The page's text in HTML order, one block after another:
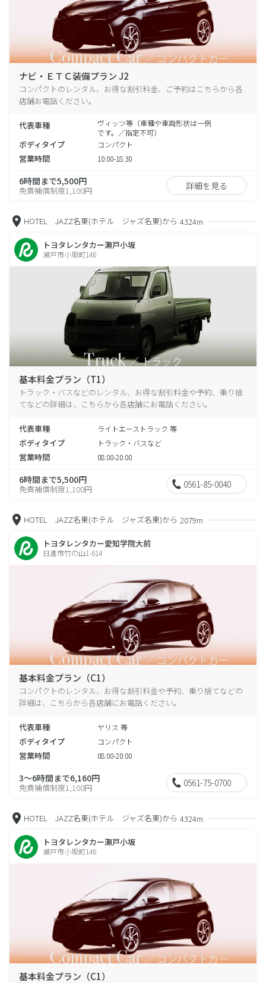
ナビ・ＥＴＣ装備プラン J2
コンパクトのレンタル、お得な割引料金、ご予約はこちらから各
店舗お電話ください。
代表車種
ヴィッツ等（車種や車両形状は一例
です。／指定不可）
ボディタイプ コンパクト
営業時間 10:00-18:30
6時間まで5,500円
免責補償制度1,100円 詳細を見る
HOTEL JAZZ名東(ホテル ジャズ名東)から 4324m
トヨタレンタカー瀬戸小坂
瀬戸市小坂町146
基本料金プラン（T1）
トラック・バスなどのレンタル、お得な割引料金や予約、乗り捨
てなどの詳細は、こちらから各店舗にお電話ください。
代表車種 ライトエーストラック 等
ボディタイプ トラック・バスなど
営業時間 08:00-20:00
6時間まで5,500円
免責補償制度1,100円 0561-85-0040
HOTEL JAZZ名東(ホテル ジャズ名東)から 2079m
トヨタレンタカー愛知学院大前
日進市竹の山1-614
基本料金プラン（C1）
コンパクトのレンタル、お得な割引料金や予約、乗り捨てなどの
詳細は、こちらから各店舗にお電話ください。
代表車種 ヤリス 等
ボディタイプ コンパクト
営業時間 08:00-20:00
3～6時間まで6,160円
免責補償制度1,100円 0561-75-0700
HOTEL JAZZ名東(ホテル ジャズ名東)から 4324m
トヨタレンタカー瀬戸小坂
瀬戸市小坂町146
基本料金プラン（C1）